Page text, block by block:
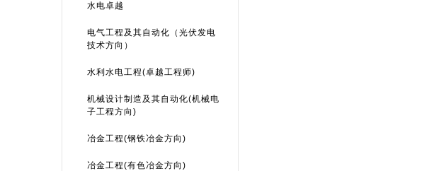
水电卓越
电气工程及其自动化（光伏发电
技术方向）
水利水电工程(卓越工程师)
机械设计制造及其自动化(机械电
子工程方向)
冶金工程(钢铁冶金方向)
冶金工程(有色冶金方向)